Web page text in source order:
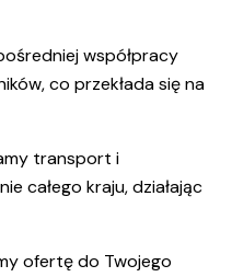
współpracy
co przekłada się na
transport i
całego kraju, działając
ofertę do Twojego